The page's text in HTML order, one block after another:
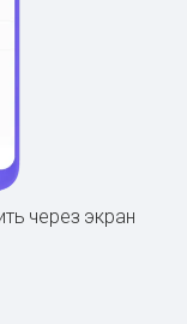
через экран